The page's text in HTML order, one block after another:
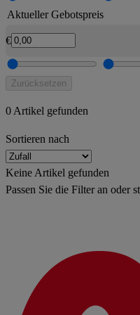
Aktueller Gebotspreis
€
Zurücksetzen
0 Artikel gefunden
Sortieren nach
Keine Artikel gefunden
Passen Sie die Filter an oder